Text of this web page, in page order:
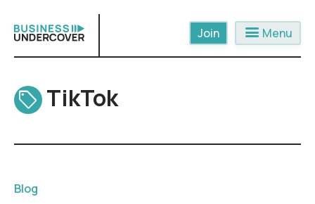
content
menu Menu
TikTok
Blog